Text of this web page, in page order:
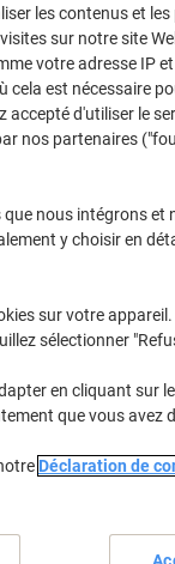
Dépensez Moins
À partir de 5 Paquets
incl.
TVA excl.
€35,39 -4%
Livraison 1-2 jours
à une liste
les contenus et les
sur notre site
votre adresse IP et
cela est nécessaire
accepté d'utiliser le
nos partenaires
nous intégrons et
y choisir en
sur votre appareil.
sélectionner
en cliquant sur le
que vous avez
Déclaration de